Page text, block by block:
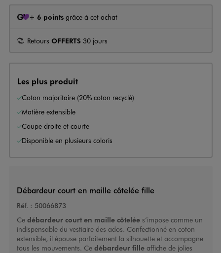
+ 6 points grâce à cet achat
Retours OFFERTS 30 jours
Les plus produit
Coton majoritaire (20% coton recyclé)
Matière extensible
Coupe droite et courte
Disponible en plusieurs coloris
Débardeur court en maille côtelée fille
Réf. : 50066873
Ce débardeur court en maille côtelées’impose comme un
indispensable du vestiaire des ados. Confectionné en coton
extensible, il épouse parfaitement la silhouette et accompagne
tous les mouvements. Ce débardeur filleaffiche de jolies